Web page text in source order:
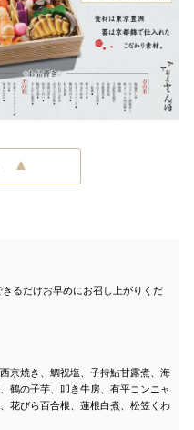
るだけお早めにお召し上がりくだ
京焼き、鯛祝塩、子持鮎甘露煮、海
鶴の子芋、叩き牛房、有平コンニャ
花びら百合根、蓮根白煮、松笠くわ